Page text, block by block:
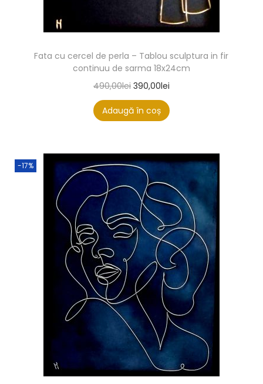
Fata cu cercel de perla – Tablou sculptura in fir
continuu de sarma 18x24cm
490,00lei 390,00lei
Adaugă în coș
-17%